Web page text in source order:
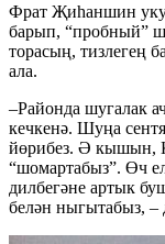
Фрат Җиһаншин
барып, “пробный”
торасың, тизлегең
ала.
–Районда шугалак
кечкенә. Шуңа
йөрибез. Ә кышын,
“шомартабыз”. Өч
дилбегәне артык
белән ныгытабыз, –